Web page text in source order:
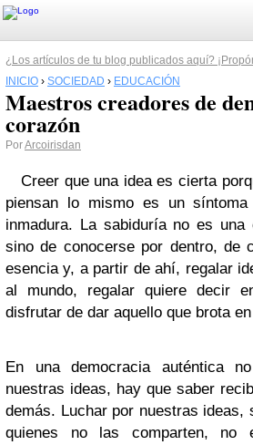
¿Los artículos de tu blog publicados aquí?
INICIO › SOCIEDAD › EDUCACIÓN
Maestros creadores de
corazón
PorArcoirisdan
Creer que una idea es cierta
piensan lo mismo es un
inmadura. La sabiduría no es una
sino de conocerse por dentro, de
esencia y, a partir de ahí, regalar
al mundo, regalar quiere decir
disfrutar de dar aquello que brota
En una democracia auténtica
nuestras ideas, hay que saber
demás. Luchar por nuestras ideas,
quienes no las comparten, no